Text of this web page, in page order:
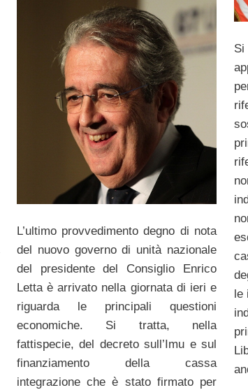
L’ultimo provvedimento degno di nota
del nuovo governo di unità nazionale
del presidente del Consiglio Enrico
Letta è arrivato nella giornata di ieri e
riguarda le principali questioni
economiche. Si tratta, nella
fattispecie, del decreto sull’Imu e sul
finanziamento della cassa
integrazione che è stato firmato per
le